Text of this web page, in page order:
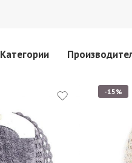
Категории
-15%